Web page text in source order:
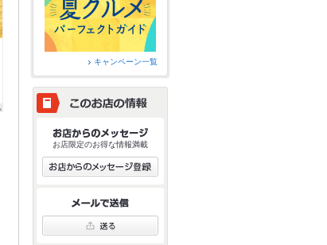
キャンペーン一覧
お店限定のお得な情報満載